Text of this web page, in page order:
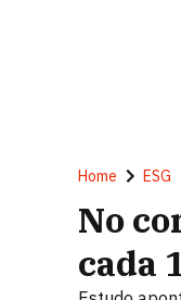
Home ESG
No
cada